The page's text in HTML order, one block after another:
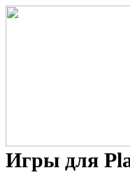
Игры для